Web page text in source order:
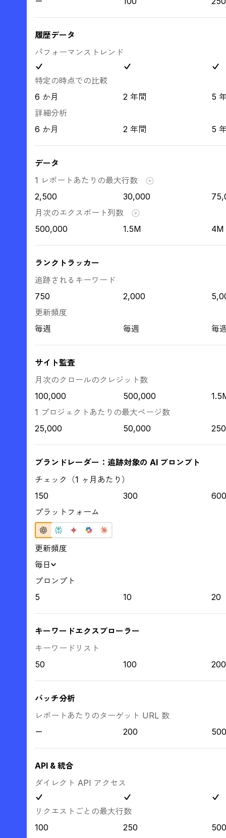
履歴データ
パフォーマンストレンド
特定の時点での比較
6 か月
2 年間
5
詳細分析
6 か月
2 年間 5
データ
1 レポートあたりの最大行数
2,500
30,000
月次のエクスポート列数
500,000
1.5M 4M
ランクトラッカー
追跡されるキーワード
750
2,000
更新頻度
毎週
毎週 毎
サイト監査
月次のクロールのクレジット数
100,000
500,000
1 プロジェクトあたりの最大ページ数
25,000
50,000
ブランドレーダー：追跡対象の AI プロンプト
チェック（1 ヶ月あたり）
150
300
600
プラットフォーム
更新頻度
毎日
プロンプト
5
10 20
キーワードエクスプローラー
キーワードリスト
50
100 200
バッチ分析
レポートあたりのターゲット URL 数
200
500
API & 統合
ダイレクト API アクセス
リクエストごとの最大行数
100
250
500